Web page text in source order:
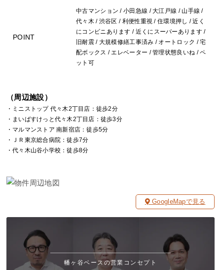
POINT
中古マンション / 小田急線 / 大江戸線 / 山手線 /
代々木 / 渋谷区 / 利便性重視 / 住環境押し / 近く
にコンビニあります / 近くにスーパーあります /
旧耐震 / 大規模修繕工事済み / オートロック / 宅
配ボックス / エレベーター / 管理状態良いね / ペ
ット可
（周辺施設）
・ミニストップ 代々木2丁目店：徒歩2分
・まいばすけっと代々木2丁目店：徒歩3分
・マルマンストア 南新宿店：徒歩5分
・ＪＲ東京総合病院：徒歩7分
・代々木山谷小学校：徒歩8分
GoogleMapで見る
幡ヶ谷ベースの営業コンセプト